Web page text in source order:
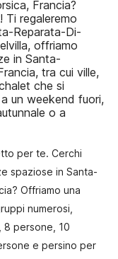
Francia?
Ti regaleremo
Reparata-Di-
offriamo
in Santa-
tra cui ville,
che si
un weekend fuori,
o a
per te. Cerchi
spaziose in Santa-
Offriamo una
numerosi,
8 persone, 10
e persino per